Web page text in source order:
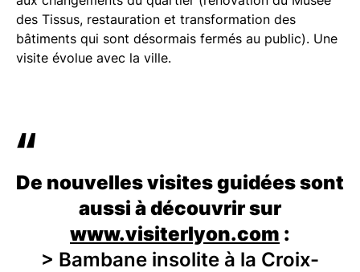
des Tissus, restauration et transformation des
bâtiments qui sont désormais fermés au public). Une
visite évolue avec la ville.
De nouvelles visites guidées sont
aussi à découvrir sur
www.visiterlyon.com :
> Bambane insolite à la Croix-